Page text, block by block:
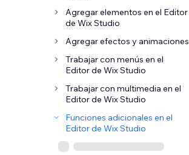
Agregar elementos en el Editor
de Wix Studio
Agregar efectos y animaciones
Trabajar con menús en el
Editor de Wix Studio
Trabajar con multimedia en el
Editor de Wix Studio
Funciones adicionales en el
Editor de Wix Studio